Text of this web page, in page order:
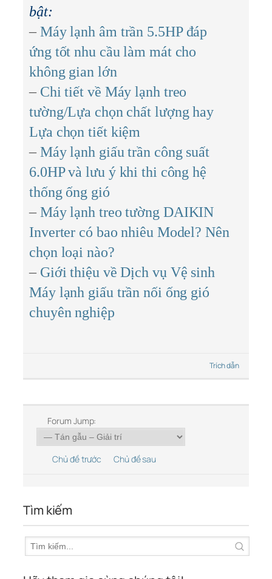
bật:
–Máy lạnh âm trần 5.5HP đáp
ứng tốt nhu cầu làm mát cho
không gian lớn
– Chi tiết về Máy lạnh treo
tường/Lựa chọn chất lượng hay
Lựa chọn tiết kiệm
–Máy lạnh giấu trần công suất
6.0HP và lưu ý khi thi công hệ
thống ống gió
–Máy lạnh treo tường DAIKIN
Inverter có bao nhiêu Model? Nên
chọn loại nào?
– Giới thiệu về Dịch vụ Vệ sinh
Máy lạnh giấu trần nối ống gió
chuyên nghiệp
Trích dẫn
Forum Jump:
Chủ đề trước Chủ đề sau
Tìm kiếm